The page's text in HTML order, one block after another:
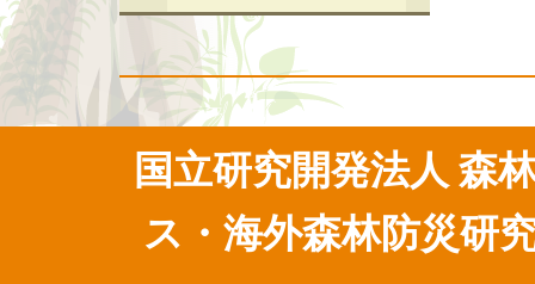
国立研究開発法人 森
ス・海外森林防災研